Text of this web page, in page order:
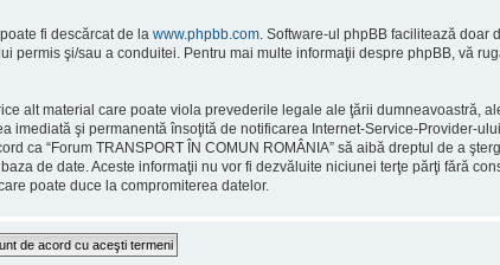
fi descărcat de la www.phpbb.com . Software-ul phpBB facilitează doar
şi/sau a conduitei. Pentru mai multe informaţii despre phpBB, vă
alt material care poate viola prevederile legale ale ţării dumneavoastră,
şi permanentă însoţită de notificarea Internet-Service-Provider-
ca “Forum TRANSPORT ÎN COMUN ROMÂNIA” să aibă dreptul de a
de date. Aceste informaţii nu vor fi dezvăluite niciunei terţe părţi fără
poate duce la compromiterea datelor.